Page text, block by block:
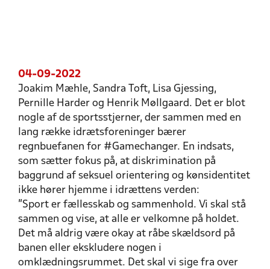
04-09-2022
Joakim Mæhle, Sandra Toft, Lisa Gjessing,
Pernille Harder og Henrik Møllgaard. Det er blot
nogle af de sportsstjerner, der sammen med en
lang række idrætsforeninger bærer
regnbuefanen for #Gamechanger. En indsats,
som sætter fokus på, at diskrimination på
baggrund af seksuel orientering og kønsidentitet
ikke hører hjemme i idrættens verden:
”Sport er fællesskab og sammenhold. Vi skal stå
sammen og vise, at alle er velkomne på holdet.
Det må aldrig være okay at råbe skældsord på
banen eller ekskludere nogen i
omklædningsrummet. Det skal vi sige fra over